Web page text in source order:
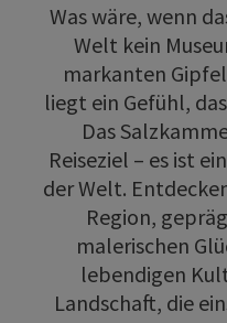
Was wäre, wenn
Welt kein
markanten
liegt ein Gefühl,
Das
Reiseziel – es ist
der Welt.
Region,
malerischen
lebendigen
Landschaft, die